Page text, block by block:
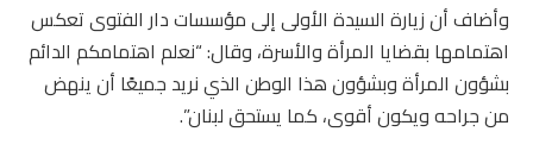
وأضاف أن زيارة السيدة الأولى إلى مؤسسات دار الفتوى تعكس
اهتمامها بقضايا المرأة والأسرة، وقال: “نعلم اهتمامكم الدائم
بشؤون المرأة وبشؤون هذا الوطن الذي نريد جميعًا أن ينهض
من جراحه ويكون أقوى، كما يستحق لبنان”.